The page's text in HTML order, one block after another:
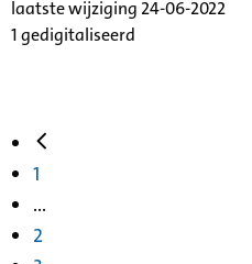
laatste wijziging 24-06-2022
1 gedigitaliseerd
1
...
2